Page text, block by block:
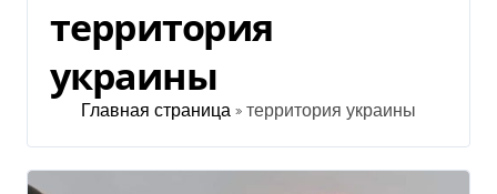
территория
украины
Главная страница » территория украины